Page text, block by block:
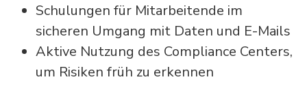
Schulungen für Mitarbeitende im
sicheren Umgang mit Daten und E-Mails
Aktive Nutzung des Compliance Centers,
um Risiken früh zu erkennen